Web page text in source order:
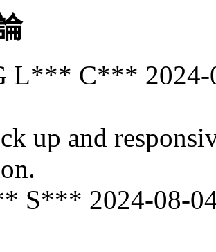
L*** C***
up and
S*** 2024-08-